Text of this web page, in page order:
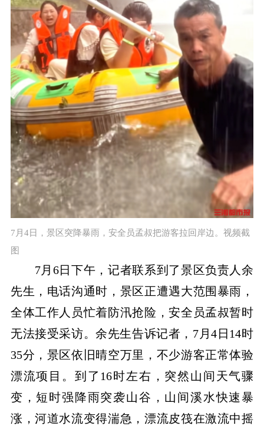
7月4日，景区突降暴雨，安全员孟叔把游客拉回岸边。视频截
图
7月6日下午，记者联系到了景区负责人余
先生，电话沟通时，景区正遭遇大范围暴雨，
全体工作人员忙着防汛抢险，安全员孟叔暂时
无法接受采访。余先生告诉记者，7月4日14时
35分，景区依旧晴空万里，不少游客正常体验
漂流项目。到了16时左右，突然山间天气骤
变，短时强降雨突袭山谷，山间溪水快速暴
涨，河道水流变得湍急，漂流皮筏在激流中摇